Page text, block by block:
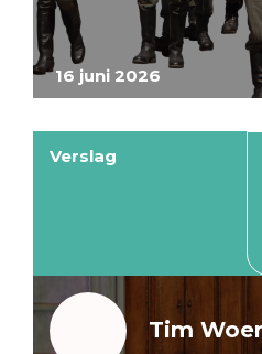
16 juni 2026
Verslag
Tim